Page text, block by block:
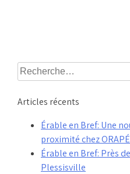
Rechercher :
Articles récents
Érable en Bref: Une
proximité chez ORAPÉ
Érable en Bref: Près
Plessisville